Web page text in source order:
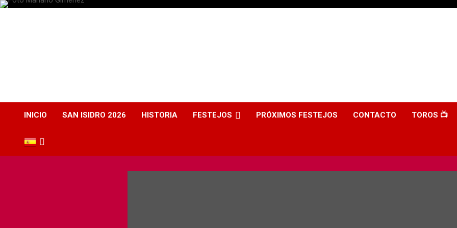
INICIO SAN ISIDRO 2026 HISTORIA FESTEJOS PRÓXIMOS FESTEJOS CONTACTO TOROS 📺